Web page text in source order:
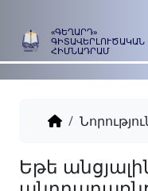
«ԳԵՂԱՐԴ»
ՀԻՄՆԱԴՐԱՄ